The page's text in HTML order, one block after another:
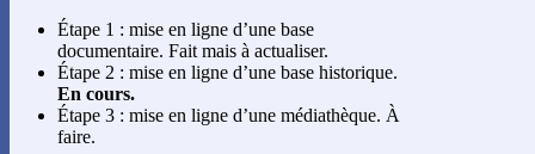
Étape 1 : mise en ligne d’une base
documentaire. Fait mais à actualiser.
Étape 2 : mise en ligne d’une base historique.
En cours.
Étape 3 : mise en ligne d’une médiathèque. À
faire.